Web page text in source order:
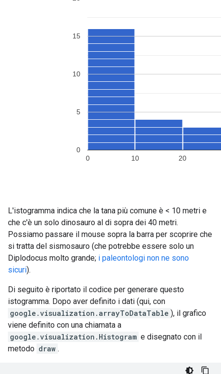
L'istogramma indica che la tana più comune è < 10 metri e
che c'è un solo dinosauro al di sopra dei 40 metri.
Possiamo passare il mouse sopra la barra per scoprire che
si tratta del sismosauro (che potrebbe essere solo un
Diplodocus molto grande; i paleontologi non ne sono
sicuri).
Di seguito è riportato il codice per generare questo
istogramma. Dopo aver definito i dati (qui, con
google.visualization.arrayToDataTable ), il grafico
viene definito con una chiamata a
google.visualization.Histogram e disegnato con il
metodo draw .